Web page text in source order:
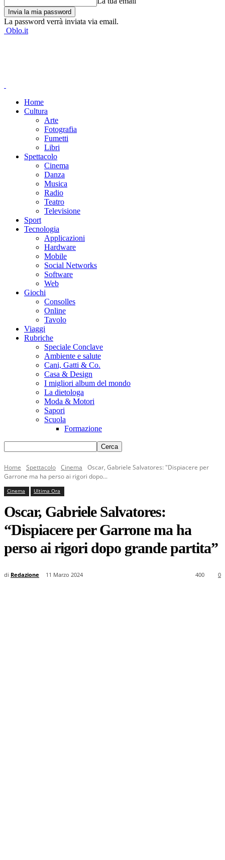
La password verrà inviata via email.
Oblo.it
Home
Cultura
Arte
Fotografia
Fumetti
Libri
Spettacolo
Cinema
Danza
Musica
Radio
Teatro
Televisione
Sport
Tecnologia
Applicazioni
Hardware
Mobile
Social Networks
Software
Web
Giochi
Consolles
Online
Tavolo
Viaggi
Rubriche
Speciale Conclave
Ambiente e salute
Cani, Gatti & Co.
Casa & Design
I migliori album del mondo
La dietologa
Moda & Motori
Sapori
Scuola
Formazione
Home Spettacolo Cinema
Oscar, Gabriele Salvatores: "Dispiacere per
Garrone ma ha perso ai rigori dopo...
Cinema Ultima Ora
Oscar, Gabriele Salvatores:
“Dispiacere per Garrone ma ha
perso ai rigori dopo grande partita”
di Redazione 11 Marzo 2024 0
400